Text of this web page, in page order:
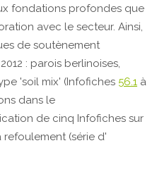
fondations profondes que
avec le secteur. Ainsi,
de soutènement
: parois berlinoises,
'soil mix' (Infofiches 56.1 à
dans le
de cinq Infofiches sur
refoulement (série d'